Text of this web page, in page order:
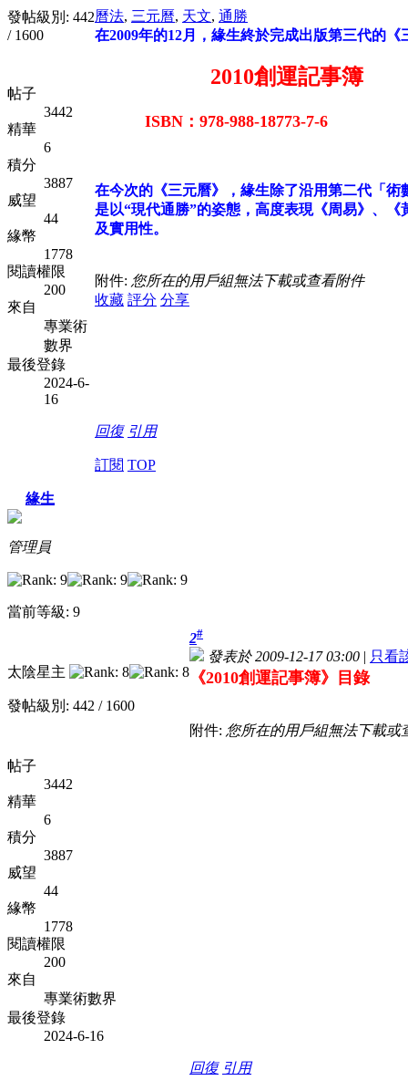
發帖級別: 442
/ 1600
帖子
3442
精華
6
積分
3887
威望
44
緣幣
1778
閱讀權限
200
來自
專業術
數界
最後登錄
2024-6-
16
曆法, 三元曆, 天文, 通勝
在2009年的12月，緣生終於完成出版第三代的《
2010創運記事簿
ISBN：978-988-18773-7-6
在今次的《三元曆》，緣生除了沿用第二代「
是以“現代通勝”的姿態，高度表現《周易》、
及實用性。
附件: 您所在的用戶組無法下載或查看附件
收藏 評分 分享
回復 引用
訂閱 TOP
緣生
管理員
當前等級: 9
太陰星主
發帖級別: 442 / 1600
帖子
3442
精華
6
積分
3887
威望
44
緣幣
1778
閱讀權限
200
來自
專業術數界
最後登錄
2024-6-16
2#
發表於 2009-12-17 03:00 | 只看
《2010創運記事簿》目錄
附件: 您所在的用戶組無法下載或
回復 引用